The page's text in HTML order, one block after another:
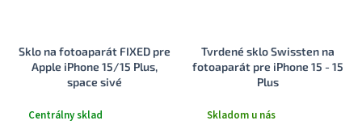
Sklo na fotoaparát FIXED pre
Apple iPhone 15/15 Plus,
space sivé
Centrálny sklad
Tvrdené sklo Swissten na
fotoaparát pre iPhone 15 - 15
Plus
Skladom u nás